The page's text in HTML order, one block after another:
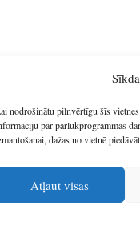
nodrošinātu pilnvērtīgu šīs
par pārlūkprogrammas
dažas no vietnē
Atļaut visas